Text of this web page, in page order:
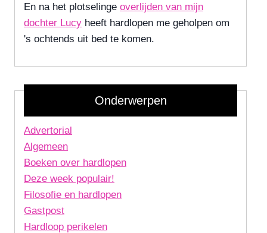
En na het plotselinge overlijden van mijn
dochter Lucy heeft hardlopen me geholpen om
's ochtends uit bed te komen.
Onderwerpen
Advertorial
Algemeen
Boeken over hardlopen
Deze week populair!
Filosofie en hardlopen
Gastpost
Hardloop perikelen